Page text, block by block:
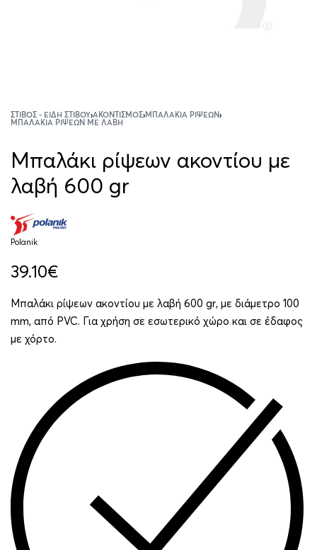
ΣΤΊΒΟΣ - ΕΊΔΗ ΣΤΊΒΟΥ›ΑΚΟΝΤΙΣΜΌΣ›ΜΠΑΛΆΚΙΑ ΡΊΨΕΩΝ›
ΜΠΑΛΆΚΙΑ ΡΊΨΕΩΝ ΜΕ ΛΑΒΉ
Μπαλάκι ρίψεων ακοντίου με
λαβή 600 gr
Polanik
39.10€
Μπαλάκι ρίψεων ακοντίου με λαβή 600 gr, με διάμετρο 100
mm, από PVC. Για χρήση σε εσωτερικό χώρο και σε έδαφος
με χόρτο.